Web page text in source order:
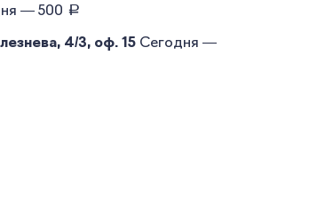
— 500 руб.
4/3, оф. 15 Сегодня —